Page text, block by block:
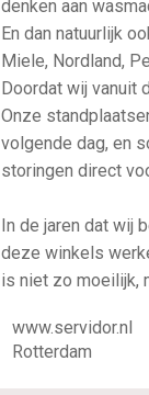
denken aan
En dan natuurlijk
Miele, Nordland,
Doordat wij vanuit
Onze
volgende dag, en
storingen direct
In de jaren dat wij
deze winkels
is niet zo moeilijk,
www.servidor.nl
Rotterdam